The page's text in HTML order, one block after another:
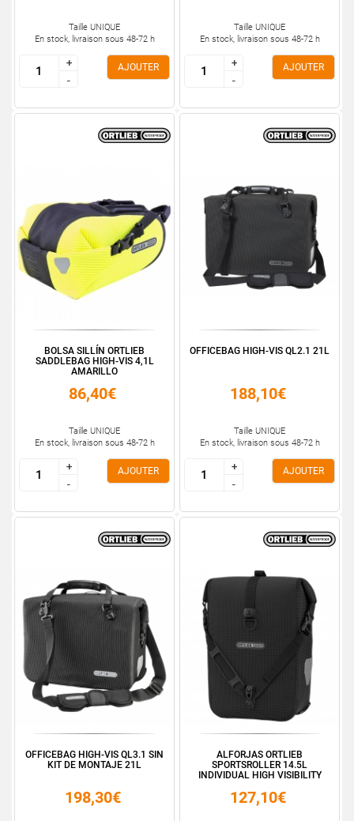
Taille UNIQUE
En stock, livraison sous 48-72 h
+
-
+
-
AJOUTER
Taille UNIQUE
En stock, livraison sous 48-72 h
+
-
+
-
AJOUTER
BOLSA SILLÍN ORTLIEB
SADDLEBAG HIGH-VIS 4,1L
AMARILLO
86,40€
Taille UNIQUE
En stock, livraison sous 48-72 h
+
-
+
-
AJOUTER
OFFICEBAG HIGH-VIS QL2.1 21L
188,10€
Taille UNIQUE
En stock, livraison sous 48-72 h
+
-
+
-
AJOUTER
OFFICEBAG HIGH-VIS QL3.1 SIN
KIT DE MONTAJE 21L
198,30€
ALFORJAS ORTLIEB
SPORTSROLLER 14.5L
INDIVIDUAL HIGH VISIBILITY
127,10€